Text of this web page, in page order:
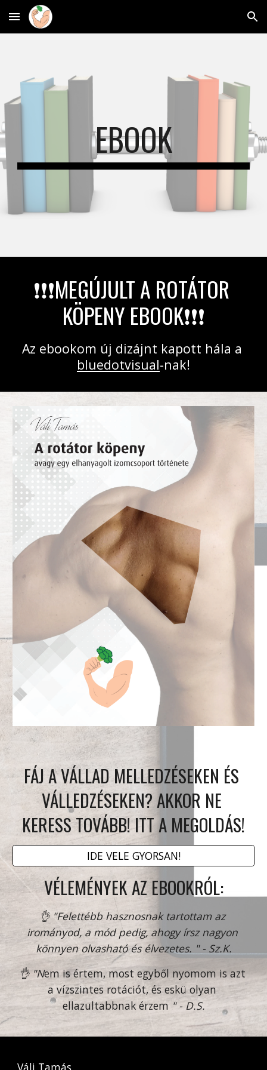
Skip to main content Skip to navigation
EBOOK
❗❗❗MEGÚJULT A ROTÁTOR
KÖPENY EBOOK❗❗❗
bluedotvisual-nak!
FÁJ A VÁLLAD MELLEDZÉSEKEN ÉS
VÁLLEDZÉSEKEN? AKKOR NE
KERESS TOVÁBB! ITT A MEGOLDÁS!
IDE VELE GYORSAN!
VÉLEMÉNYEK AZ EBOOKRÓL:
👌 "Felettébb hasznosnak tartottam az
irományod, a mód pedig, ahogy írsz nagyon
könnyen olvasható és élvezetes. " - Sz.K.
👌 "Nem is értem, most egyből nyomom is azt
a vízszintes rotációt, és eskü olyan
ellazultabbnak érzem " - D.S.
Váli Tamás